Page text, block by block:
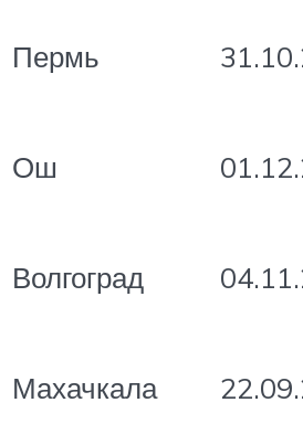
Пермь
Ош
Волгоград
Махачкала